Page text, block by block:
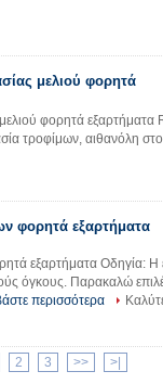
μελιού φορητά
φορητά εξαρτήματα
τροφίμων, αιθανόλη
φορητά εξαρτήματα
εξαρτήματα Οδηγία: Η
όγκους. Παρακαλώ
περισσότερα
2 3 >> >|